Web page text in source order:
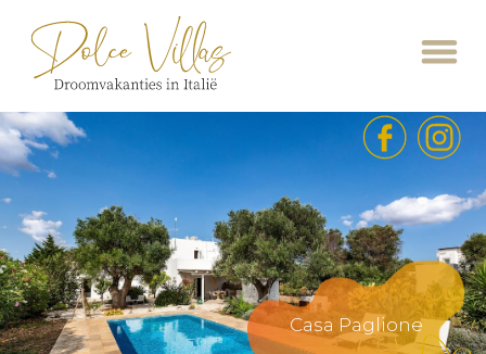
Casa Paglione